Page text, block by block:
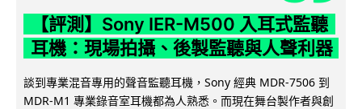
【評測】Sony IER-M500 入耳式監聽
耳機：現場拍攝、後製監聽與人聲利器
談到專業混音專用的聲音監聽耳機，Sony 經典 MDR-7506 到
MDR-M1 專業錄音室耳機都為人熟悉。而現在舞台製作者與創